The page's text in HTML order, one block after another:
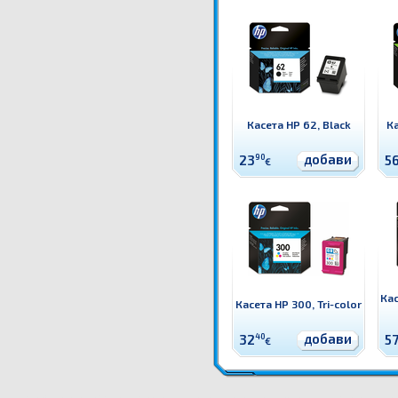
Касета HP 62, Black
2390€ добави
Касета HP 300, Tri-color
3240€ добави 57